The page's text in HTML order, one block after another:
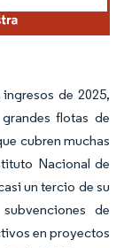
de 2025,
flotas de
cubren muchas
Nacional de
un tercio de su
de
en proyectos